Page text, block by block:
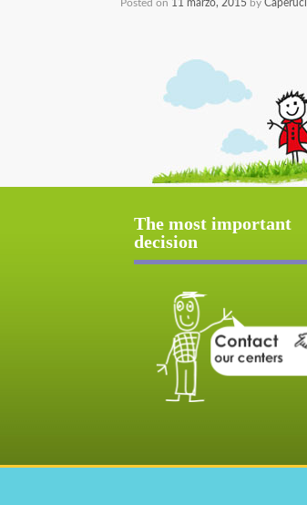
Posted on 11 marzo, 2015 by
The most important
decision